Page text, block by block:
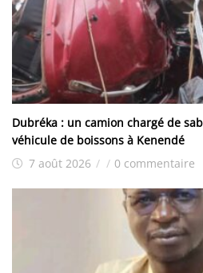
Dubréka : un camion chargé de
véhicule de boissons à Kenendé
7 août 2026 / / 0 commentaire